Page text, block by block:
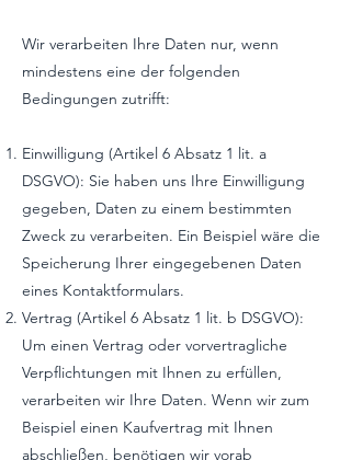
Wir verarbeiten Ihre Daten nur, wenn
mindestens eine der folgenden
Bedingungen zutrifft:
Einwilligung (Artikel 6 Absatz 1 lit. a
DSGVO): Sie haben uns Ihre Einwilligung
gegeben, Daten zu einem bestimmten
Zweck zu verarbeiten. Ein Beispiel wäre die
Speicherung Ihrer eingegebenen Daten
eines Kontaktformulars.
Vertrag (Artikel 6 Absatz 1 lit. b DSGVO):
Um einen Vertrag oder vorvertragliche
Verpflichtungen mit Ihnen zu erfüllen,
verarbeiten wir Ihre Daten. Wenn wir zum
Beispiel einen Kaufvertrag mit Ihnen
abschließen, benötigen wir vorab